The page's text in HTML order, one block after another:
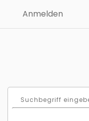
Anmelden